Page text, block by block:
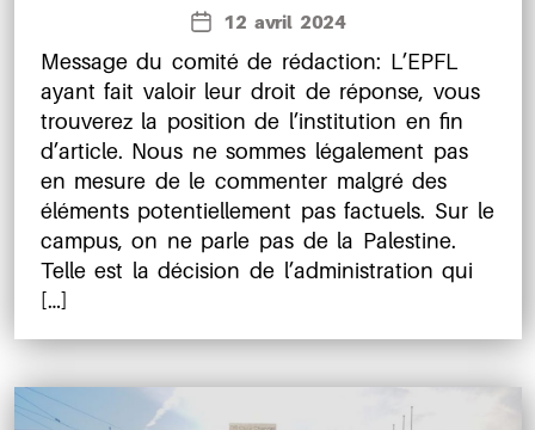
Date
l’article
12 avril 2024
Message du comité de rédaction: L’EPFL
ayant fait valoir leur droit de réponse, vous
trouverez la position de l’institution en fin
d’article. Nous ne sommes légalement pas
en mesure de le commenter malgré des
éléments potentiellement pas factuels. Sur le
campus, on ne parle pas de la Palestine.
Telle est la décision de l’administration qui
[…]